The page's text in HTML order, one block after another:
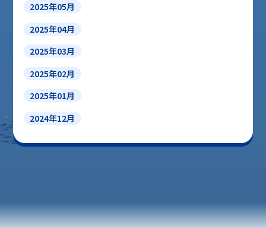
2025年05月
2025年04月
2025年03月
2025年02月
2025年01月
2024年12月